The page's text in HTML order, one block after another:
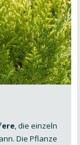
, die einzeln
Die Pflanze